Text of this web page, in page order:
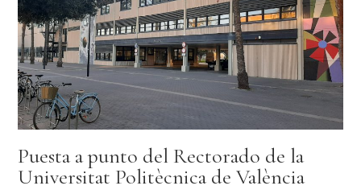
Puesta a punto del Rectorado de la
Universitat Politècnica de València